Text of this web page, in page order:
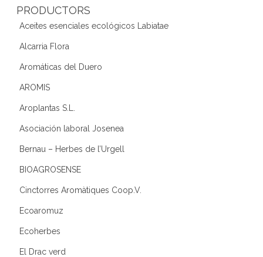
PRODUCTORS
Aceites esenciales ecológicos Labiatae
Alcarria Flora
Aromáticas del Duero
AROMIS
Aroplantas S.L.
Asociación laboral Josenea
Bernau – Herbes de l’Urgell
BIOAGROSENSE
Cinctorres Aromàtiques Coop.V.
Ecoaromuz
Ecoherbes
El Drac verd